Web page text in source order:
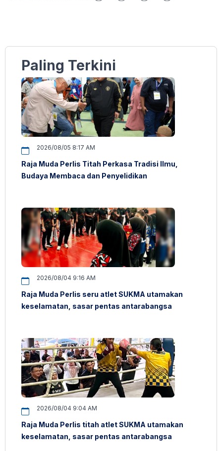
Paling Terkini
2026/08/05 8:17 AM
Raja Muda Perlis Titah Perkasa Tradisi Ilmu,
Budaya Membaca dan Penyelidikan
2026/08/04 9:16 AM
Raja Muda Perlis seru atlet SUKMA utamakan
keselamatan, sasar pentas antarabangsa
2026/08/04 9:04 AM
Raja Muda Perlis titah atlet SUKMA utamakan
keselamatan, sasar pentas antarabangsa